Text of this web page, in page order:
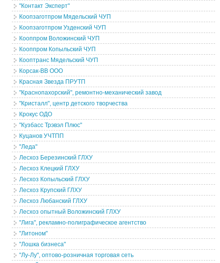
"Контакт Эксперт"
Коопзаготпром Мядельский ЧУП
Коопзаготпром Узденский ЧУП
Кооппром Воложинский ЧУП
Кооппром Копыльский ЧУП
Кооптранс Мядельский ЧУП
Корсак-ВВ ООО
Красная Звезда ПРУТП
"Краснопахорский", ремонтно-механический завод
"Кристалл", центр детского творчества
Крокус ОДО
"Кузбасс Трэвэл Плюс"
Куцанов УЧТПП
"Леда"
Лесхоз Березинский ГЛХУ
Лесхоз Клецкий ГЛХУ
Лесхоз Копыльский ГЛХУ
Лесхоз Крупский ГЛХУ
Лесхоз Любанский ГЛХУ
Лесхоз опытный Воложинский ГЛХУ
"Лига", рекламно-полиграфическое агентство
"Литоном"
"Лошка бизнеса"
"Лу-Лу", оптово-розничная торговая сеть